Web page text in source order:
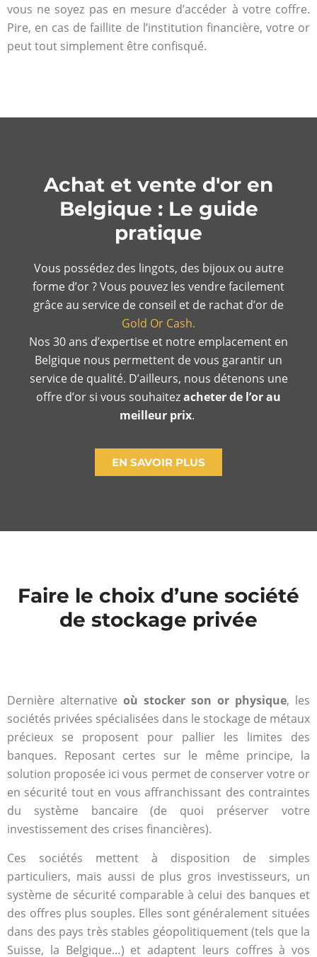
vous ne soyez pas en mesure d’accéder à votre coffre.
Pire, en cas de faillite de l’institution financière, votre or
peut tout simplement être confisqué.
Achat et vente d'or en
Belgique : Le guide
pratique
Vous possédez des lingots, des bijoux ou autre
forme d’or ? Vous pouvez les vendre facilement
grâce au service de conseil et de rachat d’or de
Gold Or Cash.
Nos 30 ans d’expertise et notre emplacement en
Belgique nous permettent de vous garantir un
service de qualité. D’ailleurs, nous détenons une
offre d’or si vous souhaitezacheter de l’or au
meilleur prix.
EN SAVOIR PLUS
Faire le choix d’une société
de stockage privée
Dernière alternative où stocker son or physique, les
sociétés privées spécialisées dans le stockage de métaux
précieux se proposent pour pallier les limites des
banques. Reposant certes sur le même principe, la
solution proposée ici vous permet de conserver votre or
en sécurité tout en vous affranchissant des contraintes
du système bancaire (de quoi préserver votre
investissement des crises financières).
Ces sociétés mettent à disposition de simples
particuliers, mais aussi de plus gros investisseurs, un
système de sécurité comparable à celui des banques et
des offres plus souples. Elles sont généralement situées
dans des pays très stables géopolitiquement (tels que la
Suisse, la Belgique…) et adaptent leurs coffres à vos